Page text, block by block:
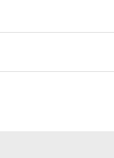
Color
Color